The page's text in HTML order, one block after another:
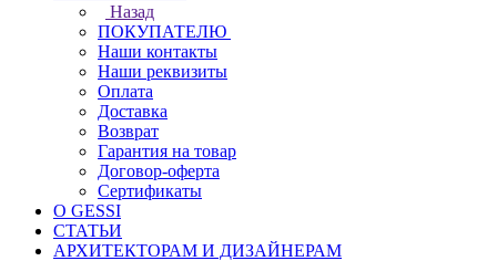
Назад
ПОКУПАТЕЛЮ
Наши контакты
Наши реквизиты
Оплата
Доставка
Возврат
Гарантия на товар
Договор-оферта
Сертификаты
О GESSI
СТАТЬИ
АРХИТЕКТОРАМ И ДИЗАЙНЕРАМ